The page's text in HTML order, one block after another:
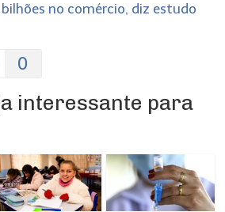
no comércio, diz estudo
0
interessante para